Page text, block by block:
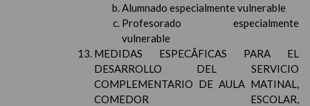
Alumnado especialmente vulnerable
Profesorado especialmente
vulnerable
MEDIDAS ESPECÃFICAS PARA EL
DESARROLLO DEL SERVICIO
COMPLEMENTARIO DE AULA MATINAL,
COMEDOR ESCOLAR,